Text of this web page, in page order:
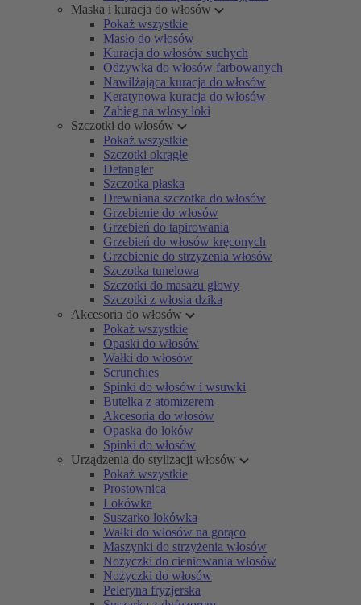
Maska i kuracja do włosów
Pokaż wszystkie
Masło do włosów
Kuracja do włosów suchych
Odżywka do włosów farbowanych
Nawilżająca kuracja do włosów
Keratynowa kuracja do włosów
Zabieg na włosy loki
Szczotki do włosów
Pokaż wszystkie
Szczotki okrągłe
Detangler
Szczotka płaska
Drewniana szczotka do włosów
Grzebienie do włosów
Grzebień do tapirowania
Grzebień do włosów kręconych
Grzebienie do strzyżenia włosów
Szczotka tunelowa
Szczotki do masażu głowy
Szczotki z włosia dzika
Akcesoria do włosów
Pokaż wszystkie
Opaski do włosów
Wałki do włosów
Scrunchies
Spinki do włosów i wsuwki
Butelka z atomizerem
Akcesoria do włosów
Opaska do loków
Spinki do włosów
Urządzenia do stylizacji włosów
Pokaż wszystkie
Prostownica
Lokówka
Suszarko lokówka
Wałki do włosów na gorąco
Maszynki do strzyżenia włosów
Nożyczki do cieniowania włosów
Nożyczki do włosów
Peleryna fryzjerska